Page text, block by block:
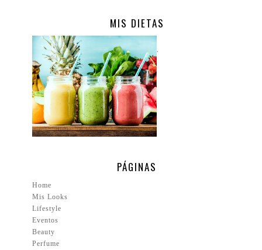
MIS DIETAS
PÁGINAS
Home
Mis Looks
Lifestyle
Eventos
Beauty
Perfume